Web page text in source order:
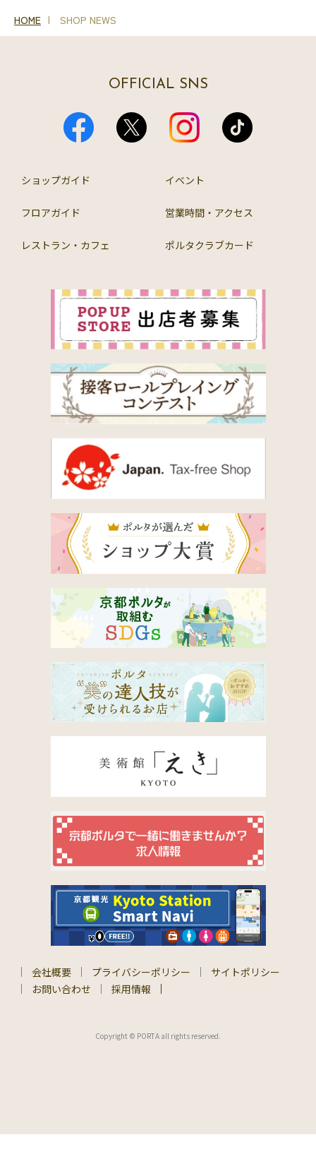
HOME SHOP NEWS
OFFICIAL SNS
ショップガイド イベント
フロアガイド 営業時間・アクセス
レストラン・カフェ ポルタクラブカード
会社概要 プライバシーポリシー
サイトポリシー
お問い合わせ
採用情報
Copyright © PORTA all rights reserved.